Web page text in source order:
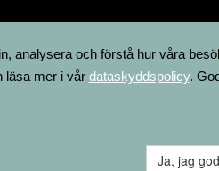
analysera och förstå hur våra
läsa mer i vår dataskyddspolicy.
Ja, jag